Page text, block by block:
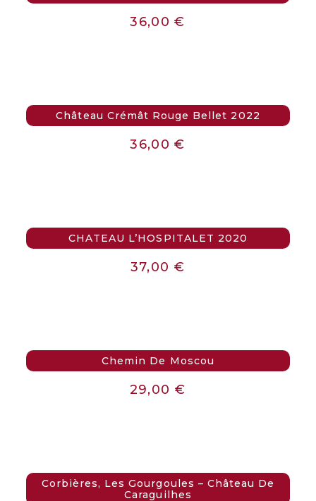
36,00€
Château Crémât Rouge Bellet 2022
36,00€
CHATEAU L’HOSPITALET 2020
37,00 €
Chemin De Moscou
29,00 €
Corbières, Les Gourgoules – Château De
Caraguilhes